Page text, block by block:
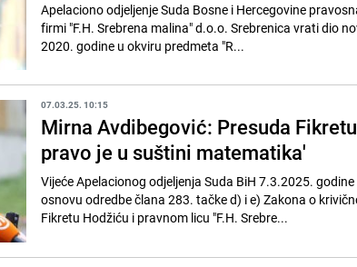
Apelaciono odjeljenje Suda Bosne i Hercegovine
firmi "F.H. Srebrena malina" d.o.o. Srebrenica vrati dio
2020. godine u okviru predmeta "R...
07.03.25. 10:15
Mirna Avdibegović: Presuda
pravo je u suštini matematika'
Vijeće Apelacionog odjeljenja Suda BiH 7.3.2025.
osnovu odredbe člana 283. tačke d) i e) Zakona o
Fikretu Hodžiću i pravnom licu "F.H. Srebre...